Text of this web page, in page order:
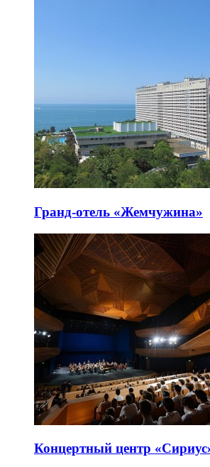
Гранд-отель «Жемчужина»
Концертный центр